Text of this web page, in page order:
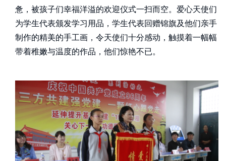
惫，被孩子们幸福洋溢的欢迎仪式一扫而空。爱心天使们
为学生代表颁发学习用品，学生代表回赠锦旗及他们亲手
制作的精美的手工画，令天使们十分感动，触摸着一幅幅
带着稚嫩与温度的作品，他们惊艳不已。